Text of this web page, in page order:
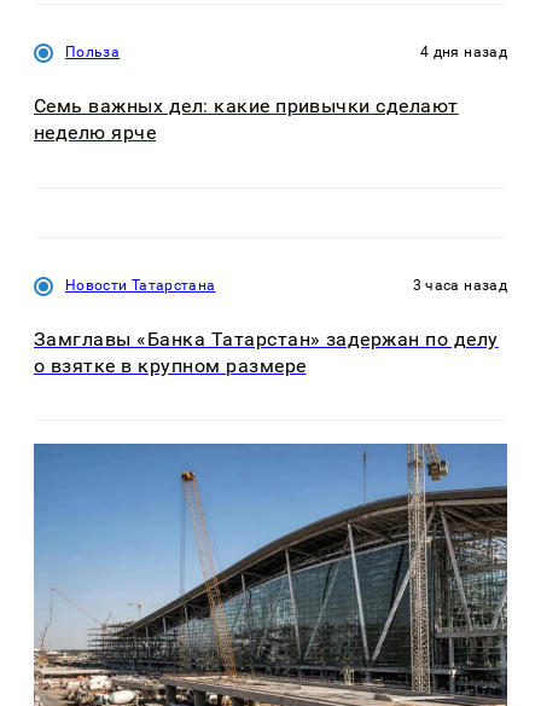
Польза 4 дня назад
Семь важных дел: какие привычки сделают
неделю ярче
Новости Татарстана 3 часа назад
Замглавы «Банка Татарстан» задержан по делу
о взятке в крупном размере